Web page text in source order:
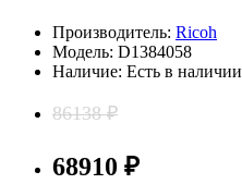
Производитель: Ricoh
Модель: D1384058
Наличие: Есть в наличии
86138 ₽
68910 ₽